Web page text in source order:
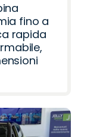
fino a
rapida